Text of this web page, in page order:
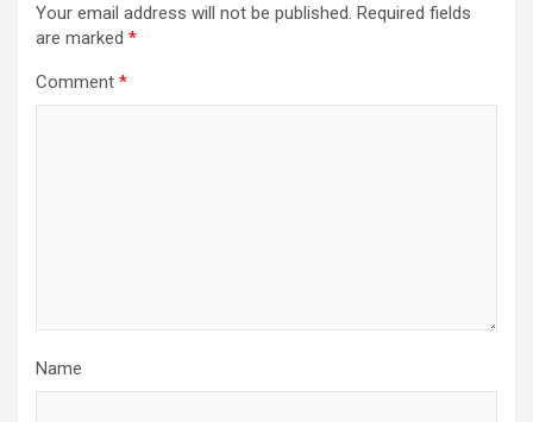
Your email address will not be published. Required fields
are marked *
Comment *
Name